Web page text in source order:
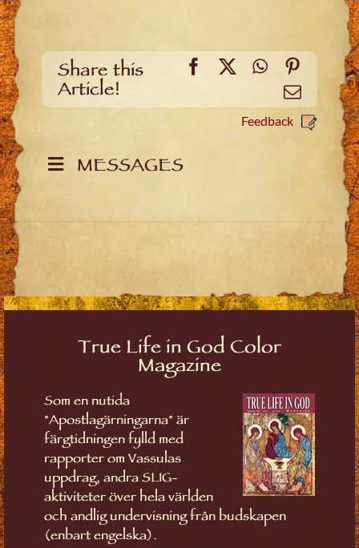
Share this
Article!
Facebook
X WhatsApp
Email
Feedback
MESSAGES
True Life in God Color
Magazine
Som en nutida
"Apostlagärningarna" är
färgtidningen fylld med
rapporter om Vassulas
uppdrag, andra SLIG-
aktiviteter över hela världen
och andlig undervisning från budskapen
(enbart engelska).